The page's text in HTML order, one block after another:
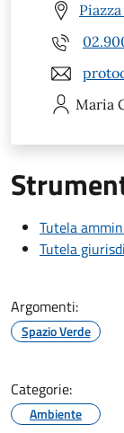
Maria
Tutela
Tutela
Argomenti:
Spazio Verde
Categorie:
Ambiente